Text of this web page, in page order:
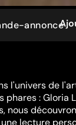
annonce
l'univers de
: Gloria
nous
lecture